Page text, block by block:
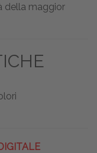
della maggior